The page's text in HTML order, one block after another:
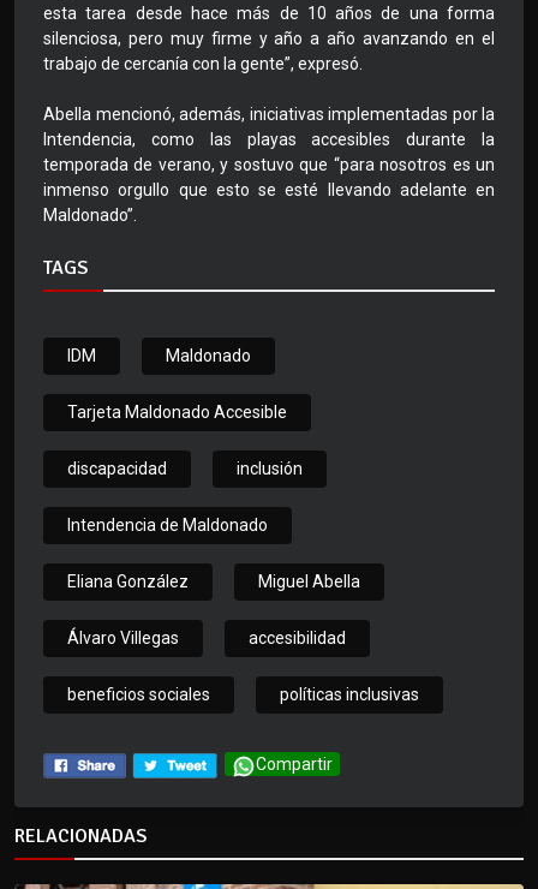
esta tarea desde hace más de 10 años de una forma
silenciosa, pero muy firme y año a año avanzando en el
trabajo de cercanía con la gente”, expresó.
Abella mencionó, además, iniciativas implementadas por la
Intendencia, como las playas accesibles durante la
temporada de verano, y sostuvo que “para nosotros es un
inmenso orgullo que esto se esté llevando adelante en
Maldonado”.
TAGS
IDM Maldonado
Tarjeta Maldonado Accesible
discapacidad inclusión
Intendencia de Maldonado
Eliana González Miguel Abella
Álvaro Villegas accesibilidad
beneficios sociales políticas inclusivas
Compartir
RELACIONADAS